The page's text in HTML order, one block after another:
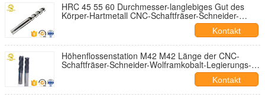
HRC 45 55 60 Durchmesser-langlebiges Gut des
Körper-Hartmetall CNC-Schaftfräser-Schneider-
Kontakt
Höhenflossenstation M42 M42 Länge der CNC-
Schaftfräser-Schneider-Wolframkobalt-Legierungs-
Kontakt